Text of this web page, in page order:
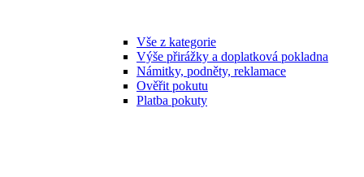
Vše z kategorie
Výše přirážky a doplatková pokladna
Námitky, podněty, reklamace
Ověřit pokutu
Platba pokuty